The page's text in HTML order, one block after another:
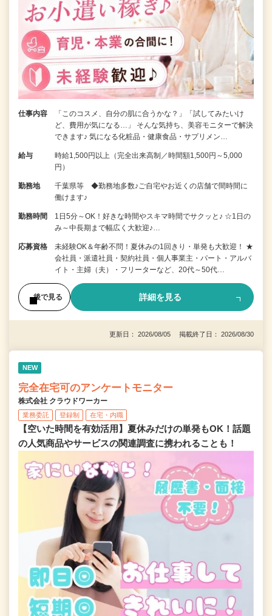
仕事内容
「このコスメ、自分の肌に合うかな？」「試してみたいけ
ど、費用が気になる…」 そんな気持ち、美容モニターで解決
できます♪ 気になる化粧品・健康食品・サプリメン…
給与
時給1,500円以上（完全出来高制／時間額1,500円～5,000
円）
勤務地
千葉県等 ◆勤務地多数♪ご自宅やお近くの店舗で間時間に
働けます♪
勤務時間
1日5分～OK！好きな時間やスキマ時間でサクッと♪ ☆1日の
み～中長期まで幅広く大歓迎♪…
応募資格
未経験OK＆年齢不問！夏休みの1回きり・単発も大歓迎！ ★
会社員・派遣社員・契約社員・個人事業主・パート・アルバ
イト・主婦（夫）・フリーターなど、20代～50代…
後で見る 詳細を見る
更新日： 2026/08/05 掲載終了日： 2026/08/30
NEW
完全在宅可のアンケートモニター
株式会社 クラウドワーカー
業務委託 登録制 在宅・内職
【空いた時間を有効活用】夏休みだけの単発もOK！話題
の人気商品やサービスの関連調査に携われることも！